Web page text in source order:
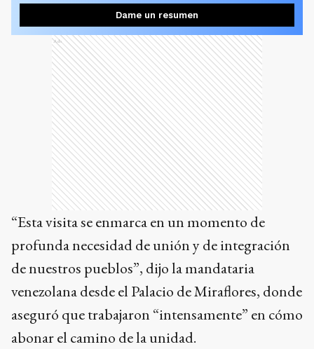
Dame un resumen
Ads
“Esta visita se enmarca en un momento de
profunda necesidad de unión y de integración
de nuestros pueblos”, dijo la mandataria
venezolana desde el Palacio de Miraflores, donde
aseguró que trabajaron “intensamente” en cómo
abonar el camino de la unidad.